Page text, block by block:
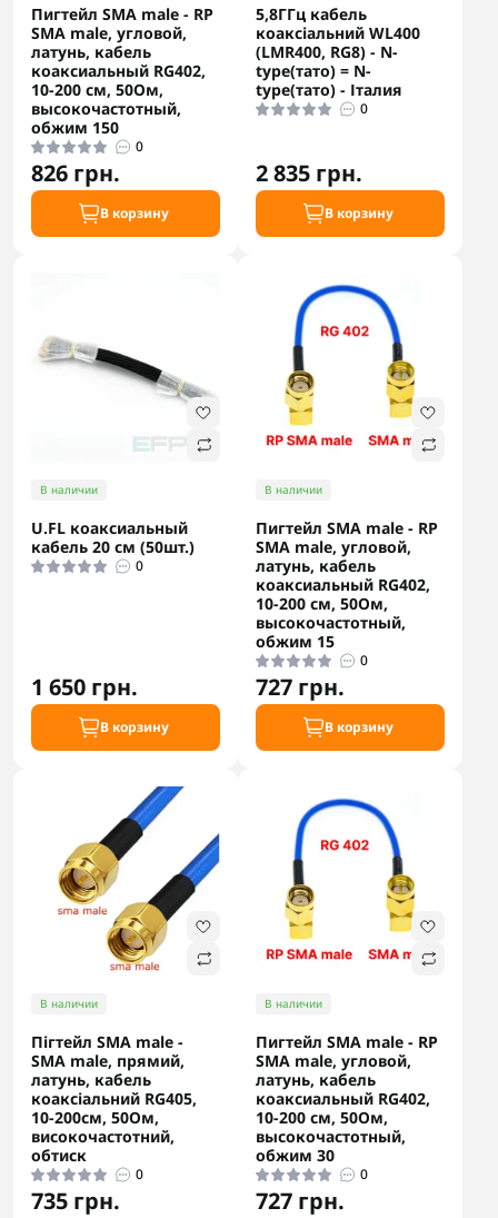
Пигтейл SMA male - RP
SMA male, угловой,
латунь, кабель
коаксиальный RG402,
10-200 см, 50Ом,
высокочастотный,
обжим 150
0
826 грн.
В корзину
5,8ГГц кабель
коаксіальний WL400
(LMR400, RG8) - N-
type(тато) = N-
type(тато) - Італия
0
2 835 грн.
В корзину
В наличии
U.FL коаксиальный
кабель 20 см (50шт.)
0
1 650 грн.
В корзину
В наличии
Пигтейл SMA male - RP
SMA male, угловой,
латунь, кабель
коаксиальный RG402,
10-200 см, 50Ом,
высокочастотный,
обжим 15
0
727 грн.
В корзину
В наличии
Пігтейл SMA male -
SMA male, прямий,
латунь, кабель
коаксіальний RG405,
10-200см, 50Ом,
високочастотний,
обтиск
0
735 грн.
В наличии
Пигтейл SMA male - RP
SMA male, угловой,
латунь, кабель
коаксиальный RG402,
10-200 см, 50Ом,
высокочастотный,
обжим 30
0
727 грн.